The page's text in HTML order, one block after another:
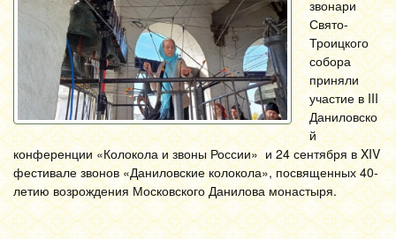
звонари
Свято-
Троицкого
собора
приняли
участие в III
Даниловско
й
конференции «Колокола и звоны России» и 24 сентября в XIV
фестивале звонов «Даниловские колокола», посвященных 40-
летию возрождения Московского Данилова монастыря.